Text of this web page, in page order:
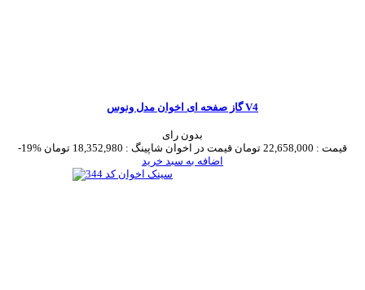
گاز صفحه ای اخوان مدل ونوس V4
بدون رای
-19%
قیمت : 22,658,000 تومان قیمت در اخوان شاپینگ : 18,352,980 تومان
اضافه به سبد خرید